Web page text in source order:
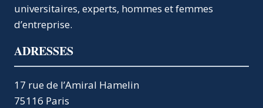
ÊTRE
DE
EN
universitaires, experts, hommes et femmes
d’entreprise.
ADRESSES
17 rue de l’Amiral Hamelin
75116 Paris